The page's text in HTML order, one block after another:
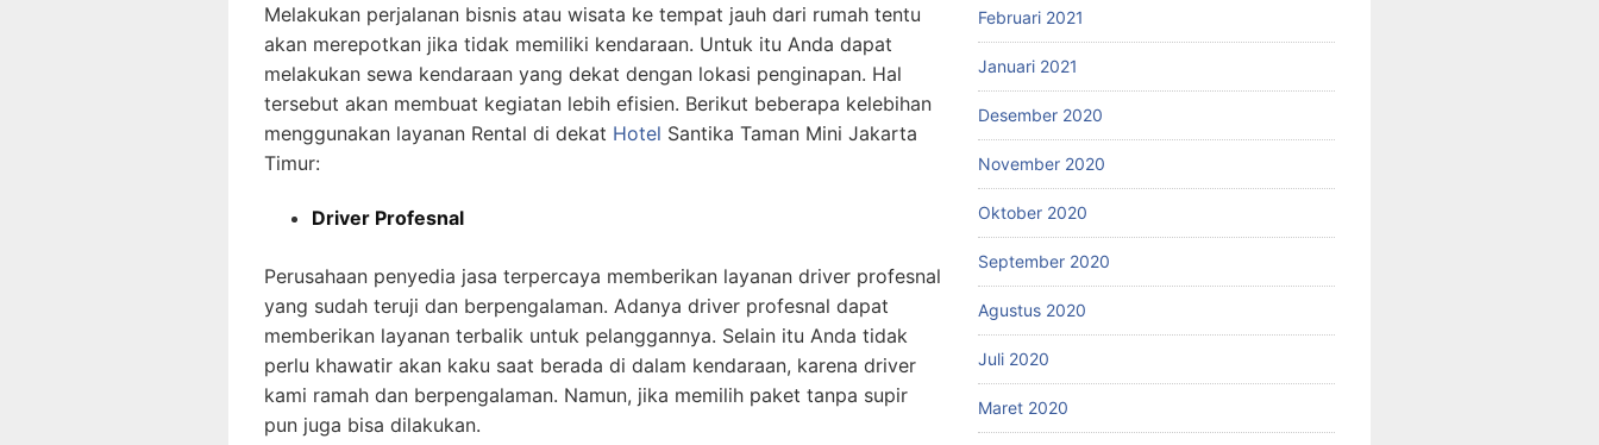
Melakukan perjalanan bisnis atau wisata ke tempat jauh dari rumah tentu
akan merepotkan jika tidak memiliki kendaraan. Untuk itu Anda dapat
melakukan sewa kendaraan yang dekat dengan lokasi penginapan. Hal
tersebut akan membuat kegiatan lebih efisien. Berikut beberapa kelebihan
menggunakan layanan Rental di dekat Hotel Santika Taman Mini Jakarta
Timur:
Driver Profesnal
Perusahaan penyedia jasa terpercaya memberikan layanan driver profesnal
yang sudah teruji dan berpengalaman. Adanya driver profesnal dapat
memberikan layanan terbalik untuk pelanggannya. Selain itu Anda tidak
perlu khawatir akan kaku saat berada di dalam kendaraan, karena driver
kami ramah dan berpengalaman. Namun, jika memilih paket tanpa supir
pun juga bisa dilakukan.
Februari 2021
Januari 2021
Desember 2020
November 2020
Oktober 2020
September 2020
Agustus 2020
Juli 2020
Maret 2020